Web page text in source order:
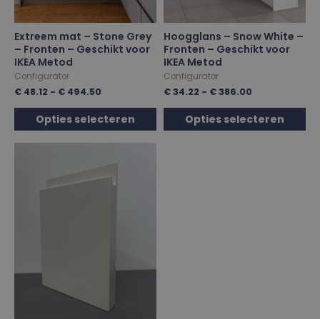
Extreem mat – Stone Grey
– Fronten – Geschikt voor
IKEA Metod
Configurator
€ 48.12 - € 494.50
Opties selecteren
Hoogglans – Snow White –
Fronten – Geschikt voor
IKEA Metod
Configurator
€34.22 - €386.00
Opties selecteren